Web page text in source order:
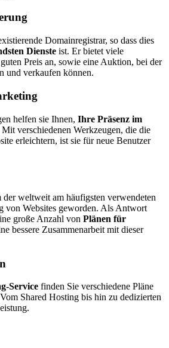
Domainregistrar, so dass dies
Dienste ist. Er bietet viele
Preis an, sowie eine Auktion, bei der
und verkaufen können.
helfen sie Ihnen, Ihre Präsenz im
Mit verschiedenen Werkzeugen, die die
erleichtern, ist sie für neue Benutzer
weltweit am häufigsten verwendeten
von Websites geworden. Als Antwort
große Anzahl von Plänen für
bessere Zusammenarbeit mit dieser
Service finden Sie verschiedene Pläne
Shared Hosting bis hin zu dedizierten